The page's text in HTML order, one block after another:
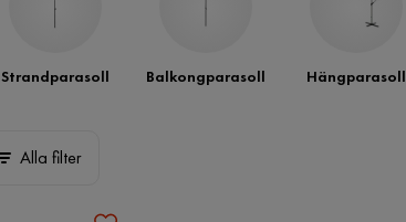
Strandparasoll Balkongparasoll Hängparasoll
Alla filter